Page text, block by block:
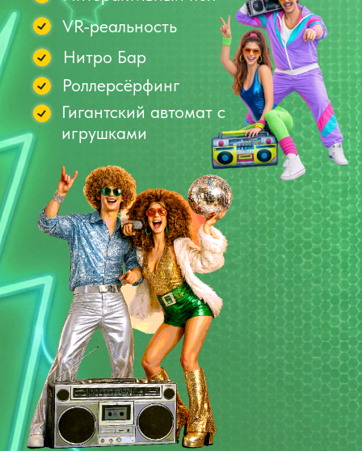
Заказать программу
в светлое будущее
Неоновое бумажное шоу
НАУЧНЫЙ ВЫПУСКНОЙ
Сумасшедшие профессоры, которые
вовлекут всех желающих в мир науки
Взрывы, дым, огонь
Понаблюдаем за 4 стихиями
Увидим извержение вулкана